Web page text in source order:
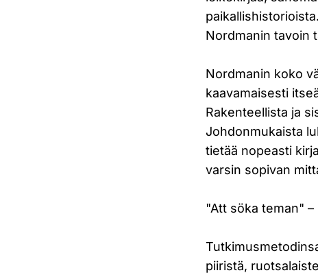
Nordmanin tavoin
Nordmanin koko
kaavamaisesti
Rakenteellista ja
Johdonmukaista
tietää nopeasti
varsin sopivan
"Att söka teman"
piiristä,